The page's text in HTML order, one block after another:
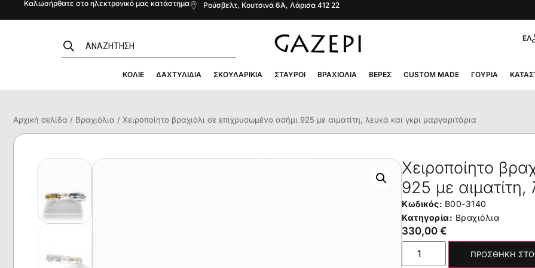
Καλωσήρθατε στο ηλεκτρονικό μας κατάστημα Ρούσβελτ, Κουτσινά 6Α, Λάρισα 412 22
ΚΟΛΙΈ ΔΑΧΤΥΛΊΔΙΑ ΣΚΟΥΛΑΡΊΚΙΑ ΣΤΑΥΡΟΊ ΒΡΑΧΙΌΛΙΑ ΒΈΡΕΣ CUSTOM MADE ΓΟΎΡΙΑ
Αρχική σελίδα / Βραχιόλια / Χειροποίητο βραχιόλι σε επιχρυσωμένο ασήμι 925 με αιματίτη, λευκά και γκρι μαργαριτάρια
Χειροποίητο
925 με αιματίτη,
Κωδικός: B00-3140
Κατηγορία: Βραχιόλια
330,00 €
ΠΡΟΣΘΉΚΗ ΣΤΟ